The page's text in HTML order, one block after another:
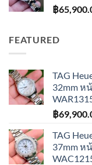
฿
FEATURED
TAG
32mm ห
฿
TAG
37mm ห